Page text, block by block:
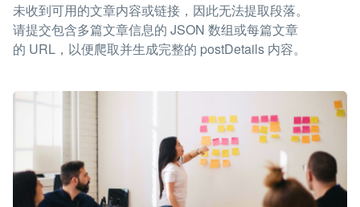
未收到可用的文章内容或链接，因此无法提取段落。
请提交包含多篇文章信息的 JSON 数组或每篇文章
的 URL，以便爬取并生成完整的 postDetails 内容。